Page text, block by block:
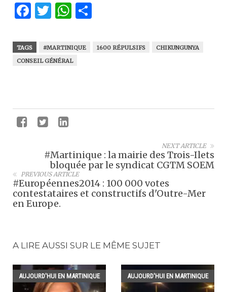
Facebook
Twitter
WhatsApp
TAGS #MARTINIQUE 1600 RÉPULSIFS
CHIKUNGUNYA
CONSEIL GÉNÉRAL
NEXT ARTICLE
#Martinique : la mairie des Trois-Ilets
bloquée par le syndicat CGTM SOEM
PREVIOUS ARTICLE
#Européennes2014 : 100 000 votes
contestataires et constructifs d'Outre-Mer
en Europe.
A LIRE AUSSI SUR LE MÊME SUJET
AUJOURD'HUI EN MARTINIQUE AUJOURD'HUI EN MARTINIQUE